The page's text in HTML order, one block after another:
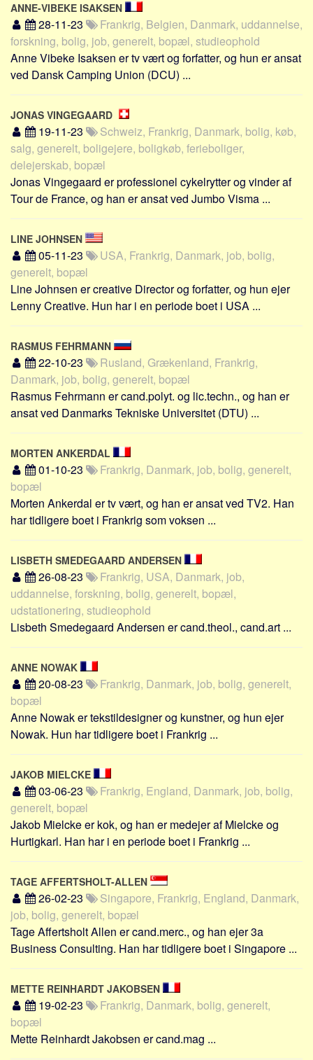
Bannere
Hjælp
ANNE-VIBEKE ISAKSEN
28-11-23
Frankrig, Belgien, Danmark, uddannelse,
forskning, bolig, job, generelt, bopæl, studieophold
Anne Vibeke Isaksen er tv vært og forfatter, og hun er ansat
ved Dansk Camping Union (DCU) ...
JONAS VINGEGAARD
19-11-23
Schweiz, Frankrig, Danmark, bolig, køb,
salg, generelt, boligejere, boligkøb, ferieboliger,
delejerskab, bopæl
Jonas Vingegaard er professionel cykelrytter og vinder af
Tour de France, og han er ansat ved Jumbo Visma ...
LINE JOHNSEN
05-11-23
USA, Frankrig, Danmark, job, bolig,
generelt, bopæl
Line Johnsen er creative Director og forfatter, og hun ejer
Lenny Creative. Hun har i en periode boet i USA ...
RASMUS FEHRMANN
22-10-23
Rusland, Grækenland, Frankrig,
Danmark, job, bolig, generelt, bopæl
Rasmus Fehrmann er cand.polyt. og lic.techn., og han er
ansat ved Danmarks Tekniske Universitet (DTU) ...
MORTEN ANKERDAL
01-10-23
Frankrig, Danmark, job, bolig, generelt,
bopæl
Morten Ankerdal er tv vært, og han er ansat ved TV2. Han
har tidligere boet i Frankrig som voksen ...
LISBETH SMEDEGAARD ANDERSEN
26-08-23
Frankrig, USA, Danmark, job,
uddannelse, forskning, bolig, generelt, bopæl,
udstationering, studieophold
Lisbeth Smedegaard Andersen er cand.theol., cand.art ...
ANNE NOWAK
20-08-23
Frankrig, Danmark, job, bolig, generelt,
bopæl
Anne Nowak er tekstildesigner og kunstner, og hun ejer
Nowak. Hun har tidligere boet i Frankrig ...
JAKOB MIELCKE
03-06-23
Frankrig, England, Danmark, job, bolig,
generelt, bopæl
Jakob Mielcke er kok, og han er medejer af Mielcke og
Hurtigkarl. Han har i en periode boet i Frankrig ...
TAGE AFFERTSHOLT-ALLEN
26-02-23
Singapore, Frankrig, England, Danmark,
job, bolig, generelt, bopæl
Tage Affertsholt Allen er cand.merc., og han ejer 3a
Business Consulting. Han har tidligere boet i Singapore ...
METTE REINHARDT JAKOBSEN
19-02-23
Frankrig, Danmark, bolig, generelt,
bopæl
Mette Reinhardt Jakobsen er cand.mag ...